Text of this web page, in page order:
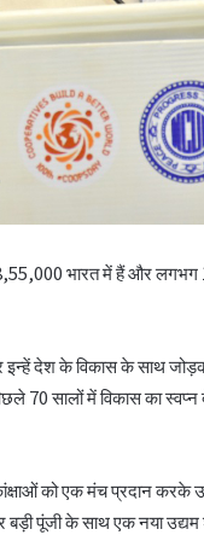
8,55,000 भारत में हैं और
देश के विकास के साथ
70 सालों में विकास का
को एक मंच प्रदान करके
बड़ी पूंजी के साथ एक नया